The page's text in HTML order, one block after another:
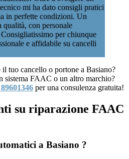
mi ha dato consigli pratici
in perfette condizioni. Un
con personale
per chiunque
e affidabile su cancelli
tuo cancello o portone a Basiano?
sistema FAAC o un altro marchio?
per una consulenza gratuita!
su riparazione FAAC
a Basiano ?